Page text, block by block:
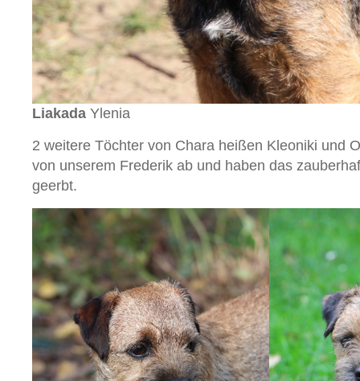
Liakada Ylenia
2 weitere Töchter von Chara heißen Kleoniki und
von unserem Frederik ab und haben das
geerbt.